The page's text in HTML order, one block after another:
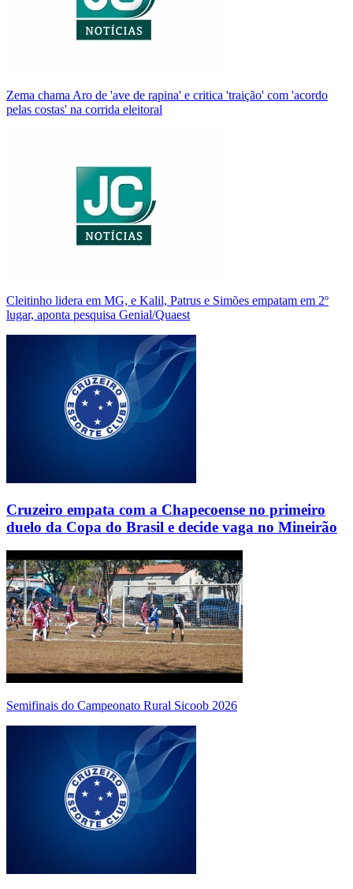
Zema chama Aro de 'ave de rapina' e critica 'traição' com 'acordo
pelas costas' na corrida eleitoral
Cleitinho lidera em MG, e Kalil, Patrus e Simões empatam em 2º
lugar, aponta pesquisa Genial/Quaest
Cruzeiro empata com a Chapecoense no primeiro
duelo da Copa do Brasil e decide vaga no Mineirão
Semifinais do Campeonato Rural Sicoob 2026